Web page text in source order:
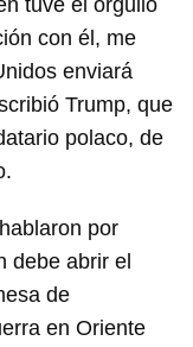
has de
CANCELAR
tuve el orgullo
con él, me
enviará
Trump, que
polaco, de
por
debe abrir el
de
en Oriente